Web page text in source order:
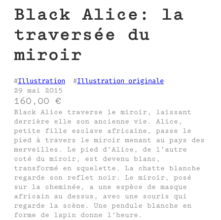
Black Alice: la
traversée du
miroir
#Illustration
  #
Illustration originale
29 mai 2015
160,00 €
Black Alice traverse le miroir, laissant
derrière elle son ancienne vie. Alice,
petite fille esclave africaine, passe le
pied à travers le miroir menant au pays des
merveilles. Le pied d’Alice, de l’autre
coté du miroir, est devenu blanc,
transformé en squelette. La chatte blanche
regarde son reflet noir. Le miroir, posé
sur la cheminée, a une espèce de masque
africain au dessus, avec une souris qui
regarde la scène. Une pendule blanche en
forme de lapin donne l’heure.